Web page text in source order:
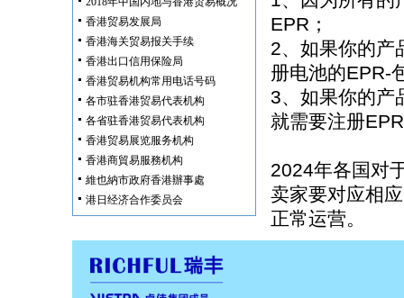
香港贸易发展局
香港海关贸易报关手续
香港出口信用保险局
香港贸易机构常用电话号码
各市驻香港贸易代表机构
各省驻香港贸易代表机构
香港贸易展览服务机构
香港商貿易服務机构
維也納市政府香港辦事處
港日经济合作委员会
EPR；
2、如果你的产
册电池的EPR-
3、如果你的产
就需要注册
2024年各国对
卖家要对应相
正常运营。